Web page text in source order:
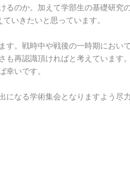
のか。加えて学部生の基礎研究
いきたいと思っています。
。戦時中や戦後の一時期におい
再認識頂ければと考えています
いです。
なる学術集会となりますよう尽力